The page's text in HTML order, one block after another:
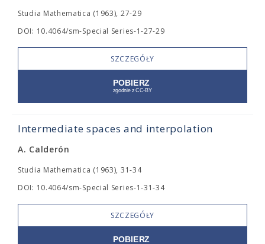
Studia Mathematica (1963), 27-29
DOI: 10.4064/sm-Special Series-1-27-29
SZCZEGÓŁY
Intermediate spaces and interpolation
A. Calderón
Studia Mathematica (1963), 31-34
DOI: 10.4064/sm-Special Series-1-31-34
SZCZEGÓŁY